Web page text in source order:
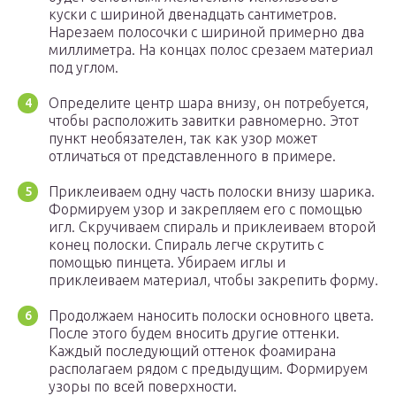
куски с шириной двенадцать сантиметров.
Нарезаем полосочки с шириной примерно два
миллиметра. На концах полос срезаем материал
под углом.
Определите центр шара внизу, он потребуется,
чтобы расположить завитки равномерно. Этот
пункт необязателен, так как узор может
отличаться от представленного в примере.
Приклеиваем одну часть полоски внизу шарика.
Формируем узор и закрепляем его с помощью
игл. Скручиваем спираль и приклеиваем второй
конец полоски. Спираль легче скрутить с
помощью пинцета. Убираем иглы и
приклеиваем материал, чтобы закрепить форму.
Продолжаем наносить полоски основного цвета.
После этого будем вносить другие оттенки.
Каждый последующий оттенок фоамирана
располагаем рядом с предыдущим. Формируем
узоры по всей поверхности.